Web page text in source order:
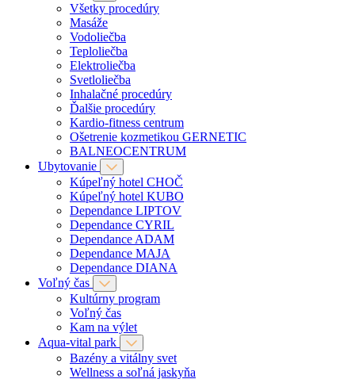
Všetky procedúry
Masáže
Vodoliečba
Teploliečba
Elektroliečba
Svetloliečba
Inhalačné procedúry
Ďalšie procedúry
Kardio-fitness centrum
Ošetrenie kozmetikou GERNETIC
BALNEOCENTRUM
Ubytovanie
Kúpeľný hotel CHOČ
Kúpeľný hotel KUBO
Dependance LIPTOV
Dependance CYRIL
Dependance ADAM
Dependance MAJA
Dependance DIANA
Voľný čas
Kultúrny program
Voľný čas
Kam na výlet
Aqua-vital park
Bazény a vitálny svet
Wellness a soľná jaskyňa